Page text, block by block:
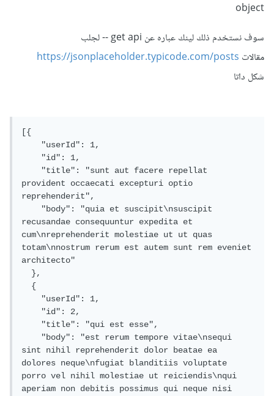
object
سوف نستخدم ذلك لينك عباره عن get api -- لجلب
مقالات https://jsonplaceholder.typicode.com/posts
شكل داتا
[{
    "userId": 1,
    "id": 1,
    "title": "sunt aut facere repellat
provident occaecati excepturi optio
reprehenderit",
    "body": "quia et suscipit\nsuscipit
recusandae consequuntur expedita et
cum\nreprehenderit molestiae ut ut quas
totam\nnostrum rerum est autem sunt rem eveniet
architecto"
  },
  {
    "userId": 1,
    "id": 2,
    "title": "qui est esse",
    "body": "est rerum tempore vitae\nsequi
sint nihil reprehenderit dolor beatae ea
dolores neque\nfugiat blanditiis voluptate
porro vel nihil molestiae ut reiciendis\nqui
aperiam non debitis possimus qui neque nisi